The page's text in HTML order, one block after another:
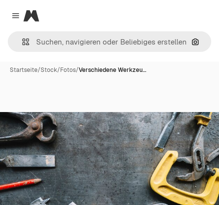
Close menu
Magnific
Nach
Startseite/Stock/Fotos/Verschiedene Werkzeu…